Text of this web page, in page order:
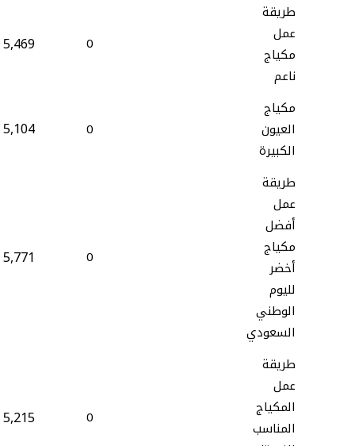
طريقة
عمل
مكياج
ناعم
0
5,469
مكياج
العيون
الكبيرة
0
5,104
طريقة
عمل
أفضل
مكياج
أخضر
لليوم
الوطني
السعودي
0
5,771
طريقة
عمل
المكياج
المناسب
0
5,215